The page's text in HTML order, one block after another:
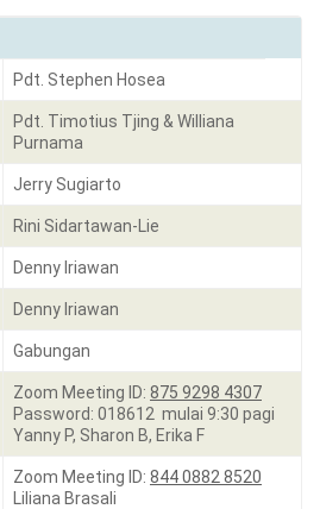
Pdt. Stephen Hosea
Pdt. Timotius Tjing & Williana
Purnama
Jerry Sugiarto
Rini Sidartawan-Lie
Denny Iriawan
Denny Iriawan
Gabungan
Zoom Meeting ID: 875 9298 4307
Password: 018612 mulai 9:30 pagi
Yanny P, Sharon B, Erika F
Zoom Meeting ID: 844 0882 8520
Liliana Brasali